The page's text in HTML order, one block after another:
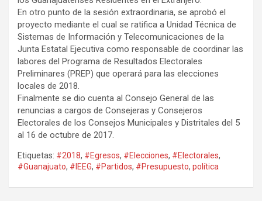
En otro punto de la sesión extraordinaria, se aprobó el
proyecto mediante el cual se ratifica a Unidad Técnica de
Sistemas de Información y Telecomunicaciones de la
Junta Estatal Ejecutiva como responsable de coordinar las
labores del Programa de Resultados Electorales
Preliminares (PREP) que operará para las elecciones
locales de 2018.
Finalmente se dio cuenta al Consejo General de las
renuncias a cargos de Consejeras y Consejeros
Electorales de los Consejos Municipales y Distritales del 5
al 16 de octubre de 2017.
Etiquetas: #2018, #Egresos, #Elecciones, #Electorales,
#Guanajuato, #IEEG, #Partidos, #Presupuesto, política